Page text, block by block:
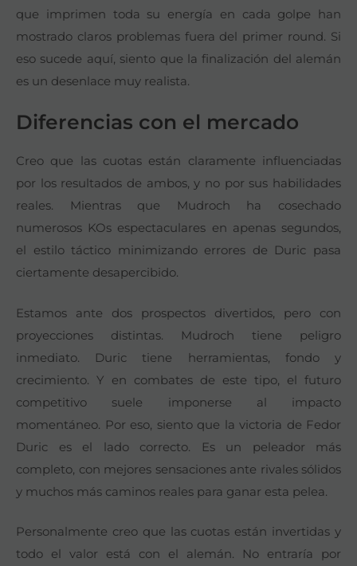
que imprimen toda su energía en cada golpe han
mostrado claros problemas fuera del primer round. Si
eso sucede aquí, siento que la finalización del alemán
es un desenlace muy realista.
Diferencias con el mercado
Creo que las cuotas están claramente influenciadas
por los resultados de ambos, y no por sus habilidades
reales. Mientras que Mudroch ha cosechado
numerosos KOs espectaculares en apenas segundos,
el estilo táctico minimizando errores de Duric pasa
ciertamente desapercibido.
Estamos ante dos prospectos divertidos, pero con
proyecciones distintas. Mudroch tiene peligro
inmediato. Duric tiene herramientas, fondo y
crecimiento. Y en combates de este tipo, el futuro
competitivo suele imponerse al impacto
momentáneo. Por eso, siento que la victoria de Fedor
Duric es el lado correcto. Es un peleador más
completo, con mejores sensaciones ante rivales sólidos
y muchos más caminos reales para ganar esta pelea.
Personalmente creo que las cuotas están invertidas y
todo el valor está con el alemán. No entraría por